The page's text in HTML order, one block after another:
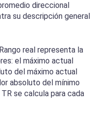
direccional
su descripción general
real representa la
el máximo actual
del máximo actual
absoluto del mínimo
se calcula para cada